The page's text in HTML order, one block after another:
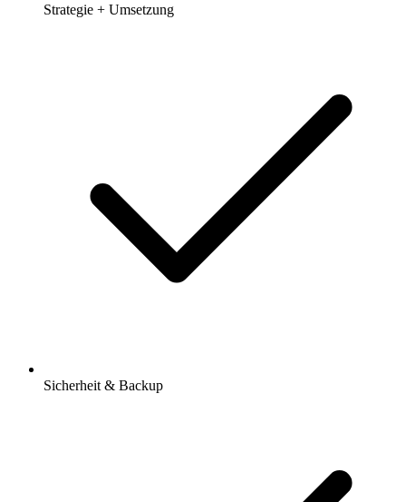
Strategie + Umsetzung
Sicherheit & Backup